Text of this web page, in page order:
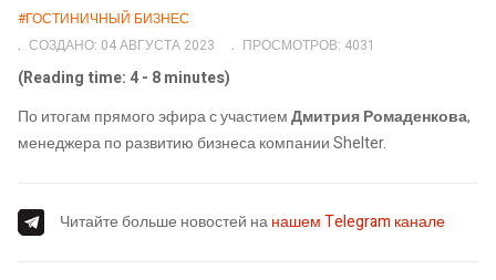
#ГОСТИНИЧНЫЙ БИЗНЕС
СОЗДАНО: 04 АВГУСТА 2023
ПРОСМОТРОВ: 4031
(Reading time: 4 - 8 minutes)
По итогам прямого эфира с участиемДмитрия Ромаденкова,
менеджера по развитию бизнеса компании Shelter.
Читайте больше новостей нанашем Telegram канале